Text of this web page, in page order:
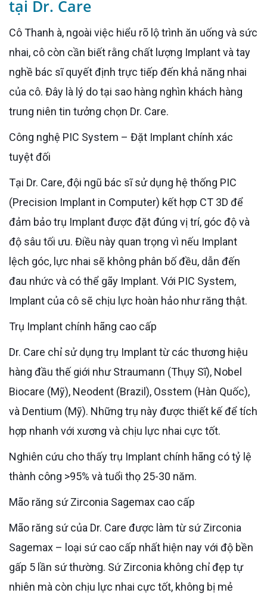
tại Dr. Care
Cô Thanh à, ngoài việc hiểu rõ lộ trình ăn uống và sức
nhai, cô còn cần biết rằng chất lượng Implant và tay
nghề bác sĩ quyết định trực tiếp đến khả năng nhai
của cô. Đây là lý do tại sao hàng nghìn khách hàng
trung niên tin tưởng chọn Dr. Care.
Công nghệ PIC System – Đặt Implant chính xác
tuyệt đối
Tại Dr. Care, đội ngũ bác sĩ sử dụng hệ thống PIC
(Precision Implant in Computer) kết hợp CT 3D để
đảm bảo trụ Implant được đặt đúng vị trí, góc độ và
độ sâu tối ưu. Điều này quan trọng vì nếu Implant
lệch góc, lực nhai sẽ không phân bố đều, dẫn đến
đau nhức và có thể gãy Implant. Với PIC System,
Implant của cô sẽ chịu lực hoàn hảo như răng thật.
Trụ Implant chính hãng cao cấp
Dr. Care chỉ sử dụng trụ Implant từ các thương hiệu
hàng đầu thế giới như Straumann (Thụy Sĩ), Nobel
Biocare (Mỹ), Neodent (Brazil), Osstem (Hàn Quốc),
và Dentium (Mỹ). Những trụ này được thiết kế để tích
hợp nhanh với xương và chịu lực nhai cực tốt.
Nghiên cứu cho thấy trụ Implant chính hãng có tỷ lệ
thành công >95% và tuổi thọ 25-30 năm.
Mão răng sứ Zirconia Sagemax cao cấp
Mão răng sứ của Dr. Care được làm từ sứ Zirconia
Sagemax – loại sứ cao cấp nhất hiện nay với độ bền
gấp 5 lần sứ thường. Sứ Zirconia không chỉ đẹp tự
nhiên mà còn chịu lực nhai cực tốt, không bị mẻ